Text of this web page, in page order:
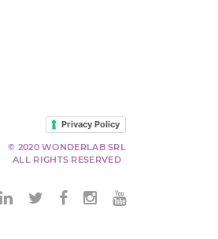
Privacy Policy
© 2020 WONDERLAB SRL
ALL RIGHTS RESERVED